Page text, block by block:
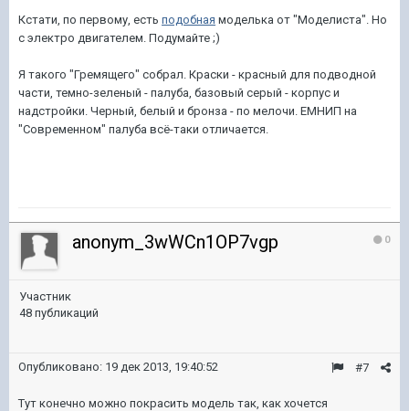
Кстати, по первому, есть подобная моделька от "Моделиста". Но
с электро двигателем. Подумайте ;)
Я такого "Гремящего" собрал. Краски - красный для подводной
части, темно-зеленый - палуба, базовый серый - корпус и
надстройки. Черный, белый и бронза - по мелочи. ЕМНИП на
"Современном" палуба всё-таки отличается.
0
anonym_3wWCn1OP7vgp
Участник
48 публикаций
#7
Опубликовано: 19 дек 2013, 19:40:52
Тут конечно можно покрасить модель так, как хочется